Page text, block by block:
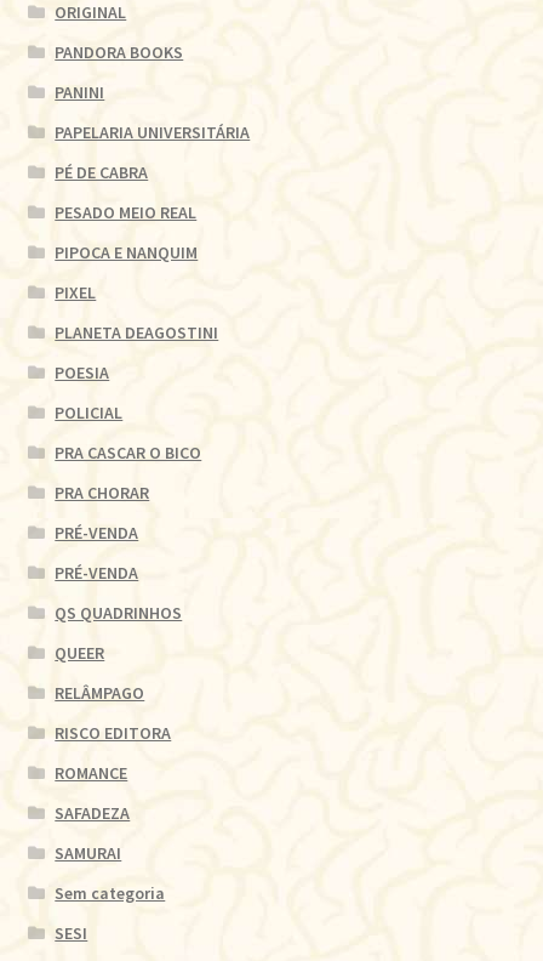
ORIGINAL
PANDORA BOOKS
PANINI
PAPELARIA UNIVERSITÁRIA
PÉ DE CABRA
PESADO MEIO REAL
PIPOCA E NANQUIM
PIXEL
PLANETA DEAGOSTINI
POESIA
POLICIAL
PRA CASCAR O BICO
PRA CHORAR
PRÉ-VENDA
PRÉ-VENDA
QS QUADRINHOS
QUEER
RELÂMPAGO
RISCO EDITORA
ROMANCE
SAFADEZA
SAMURAI
Sem categoria
SESI